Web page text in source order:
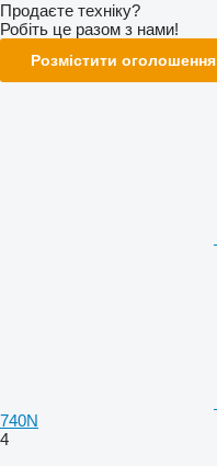
Продаєте техніку?
Робіть це разом з нами!
Розмістити оголошення
740N
4